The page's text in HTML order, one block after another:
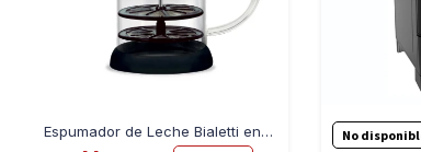
Espumador de Leche Bialetti en Borosilicato 330ML - TRANSPARENTE No